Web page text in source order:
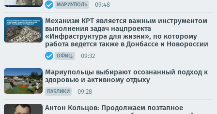
МАРИУПОЛЬ 09:48
Механизм КРТ является важным инструментом
выполнения задач нацпроекта
«Инфраструктура для жизни», по которому
работа ведется также в Донбассе и Новороссии
ОФИЦ. 09:32
Мариупольцы выбирают осознанный подход к
здоровью и активному отдыху
ПАБЛИКИ 09:28
Антон Кольцов: Продолжаем поэтапное